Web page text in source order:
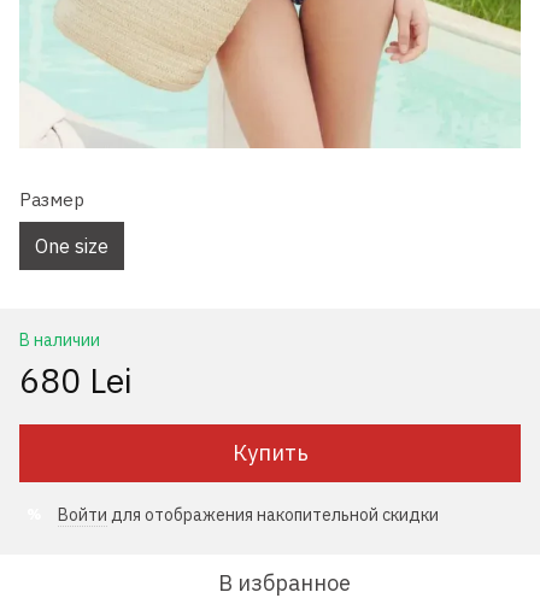
Размер
One size
В наличии
680 Lei
Купить
Войти для отображения накопительной скидки
В избранное